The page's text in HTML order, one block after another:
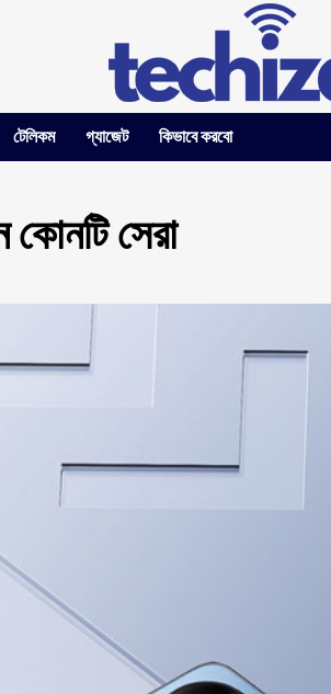
টেলিকম গ্যাজেট কিভাবে করবো
সেরা